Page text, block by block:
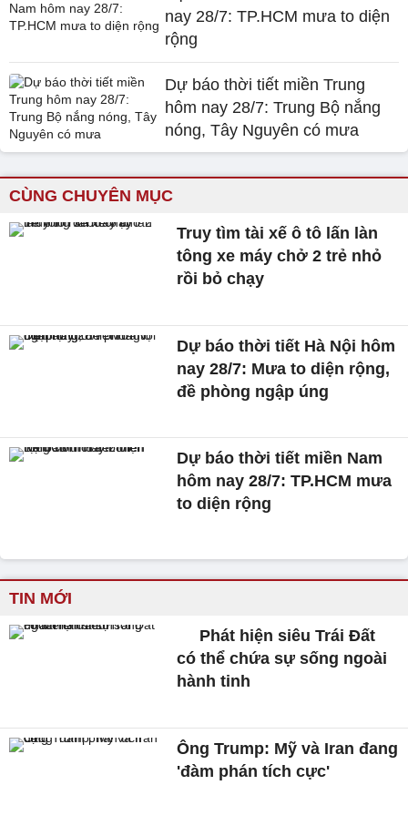
nay 28/7: TP.HCM mưa to diện
rộng
Dự báo thời tiết miền Trung
hôm nay 28/7: Trung Bộ nắng
nóng, Tây Nguyên có mưa
CÙNG CHUYÊN MỤC
Truy tìm tài xế ô tô lấn làn
tông xe máy chở 2 trẻ nhỏ
rồi bỏ chạy
Dự báo thời tiết Hà Nội hôm
nay 28/7: Mưa to diện rộng,
đề phòng ngập úng
Dự báo thời tiết miền Nam
hôm nay 28/7: TP.HCM mưa
to diện rộng
TIN MỚI
Phát hiện siêu Trái Đất
có thể chứa sự sống ngoài
hành tinh
Ông Trump: Mỹ và Iran đang
'đàm phán tích cực'